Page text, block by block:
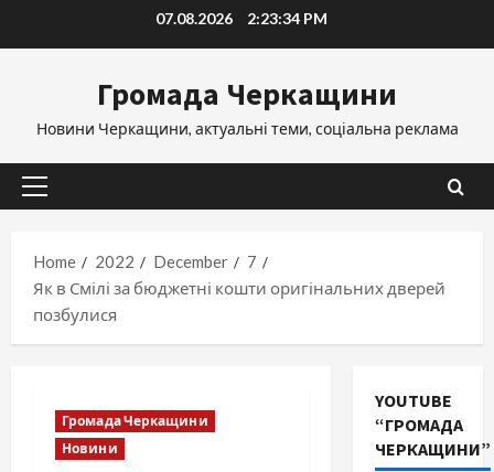
07.08.2026 2:23:35 PM
Громада Черкащини
Новини Черкащини, актуальні теми, соціальна реклама
Primary
Home
2022 December
7
Як в Смілі за бюджетні кошти оригінальних дверей
позбулися
Громада Черкащини
Новини
YOUTUBE
“ГРОМАДА
ЧЕРКАЩИНИ”